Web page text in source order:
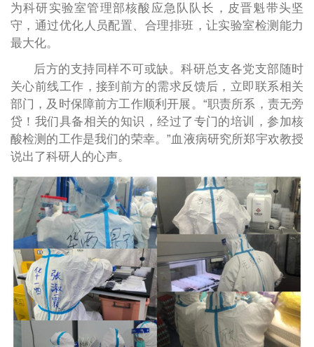
为科研实验室管理部核酸应急队队长，皮晋魁带头坚
守，通过优化人员配置、合理排班，让实验室检测能力
最大化。
后方的支持同样不可或缺。科研总支各党支部随时
关心前线工作，接到前方的需求反馈后，立即联系相关
部门，及时保障前方工作顺利开展。“职责所系，责无旁
贷！我们具备相关的知识，经过了专门的培训，参加核
酸检测的工作是我们的荣幸。”血液病研究所郑宇欢教授
说出了科研人的心声。